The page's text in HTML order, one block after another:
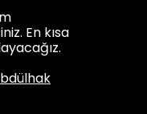
En kısa